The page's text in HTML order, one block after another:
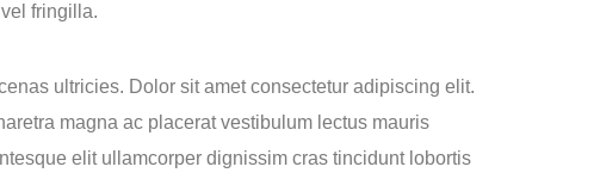
fringilla.
ultricies. Dolor sit amet consectetur adipiscing elit.
magna ac placerat vestibulum lectus mauris
elit ullamcorper dignissim cras tincidunt lobortis